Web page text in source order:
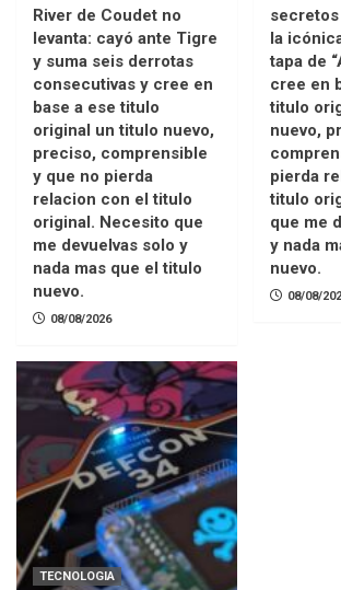
River de Coudet no
levanta: cayó ante Tigre
y suma seis derrotas
consecutivas y cree en
base a ese titulo
original un titulo nuevo,
preciso, comprensible
y que no pierda
relacion con el titulo
original. Necesito que
me devuelvas solo y
nada mas que el titulo
nuevo.
08/08/2026
la
tapa de
cree en
titulo
nuevo,
pierda
titulo
que me
y nada
nuevo.
08/08/
TECNOLOGIA